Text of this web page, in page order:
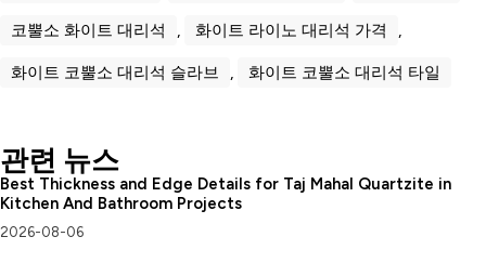
코뿔소 화이트 대리석 , 화이트 라이노 대리석 가격 ,
화이트 코뿔소 대리석 슬라브 , 화이트 코뿔소 대리석 타일
관련 뉴스
Best Thickness and Edge Details for Taj Mahal Quartzite in
Kitchen And Bathroom Projects
2026-08-06